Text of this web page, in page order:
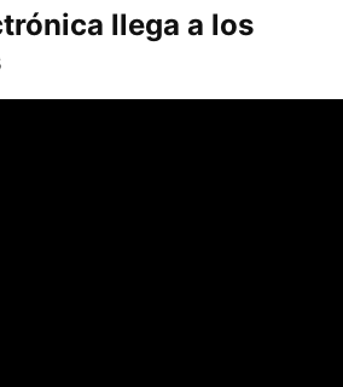
llega a los